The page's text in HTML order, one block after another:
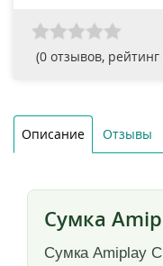
(0 отзывов, рейтинг
Описание Отзывы
Сумка
Сумка Amiplay